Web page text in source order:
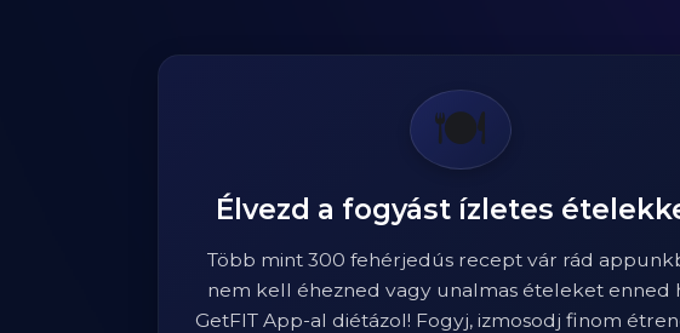
🍽️
Élvezd a fogyást ízletes
Több mint 300 fehérjedús recept vár rád
nem kell éhezned vagy unalmas ételeket enned
GetFIT App-al diétázol! Fogyj, izmosodj finom